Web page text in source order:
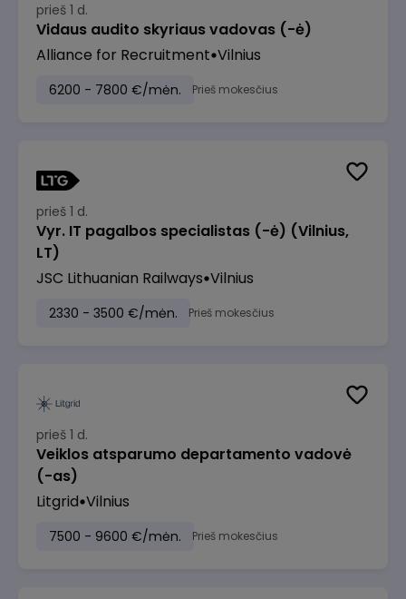
prieš 1 d.
Vidaus audito skyriaus vadovas (-ė)
Alliance for Recruitment Vilnius
6200 - 7800 €/mėn. Prieš mokesčius
prieš 1 d.
Vyr. IT pagalbos specialistas (-ė) (Vilnius,
LT)
JSC Lithuanian Railways Vilnius
2330 - 3500 €/mėn. Prieš mokesčius
prieš 1 d.
Veiklos atsparumo departamento vadovė
(-as)
Litgrid Vilnius
7500 - 9600 €/mėn. Prieš mokesčius